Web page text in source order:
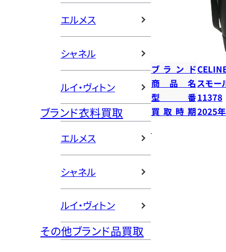
エルメス
シャネル
ルイ・ヴィトン
ブランド衣料買取
エルメス
シャネル
ルイ・ヴィトン
その他ブランド品買取
ブランド
商品名スモー
型番11378
買取時期2025